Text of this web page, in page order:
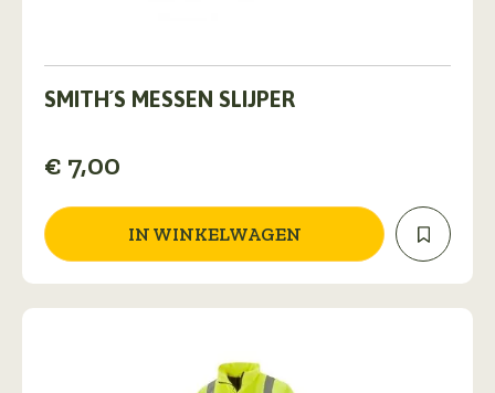
SMITH´S MESSEN SLIJPER
€ 7,00
IN WINKELWAGEN